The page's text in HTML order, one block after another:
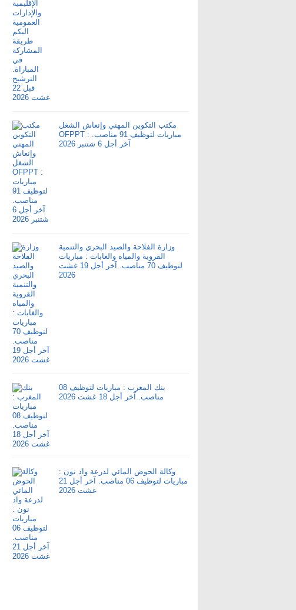
مكتب التكوين المهني وإنعاش الشغل
OFPPT : مباريات لتوظيف 91 مناصب.
آخر أجل 6 شتنبر 2026
وزارة الفلاحة والصيد البحري والتنمية
القروية والمياه والغابات : مباريات
لتوظيف 70 مناصب. آخر أجل 19 غشت
2026
بنك المغرب : مباريات لتوظيف 08
مناصب. آخر أجل 18 غشت 2026
وكالة الحوض المائي لدرعة واد نون :
مباريات لتوظيف 06 مناصب. آخر أجل 21
غشت 2026